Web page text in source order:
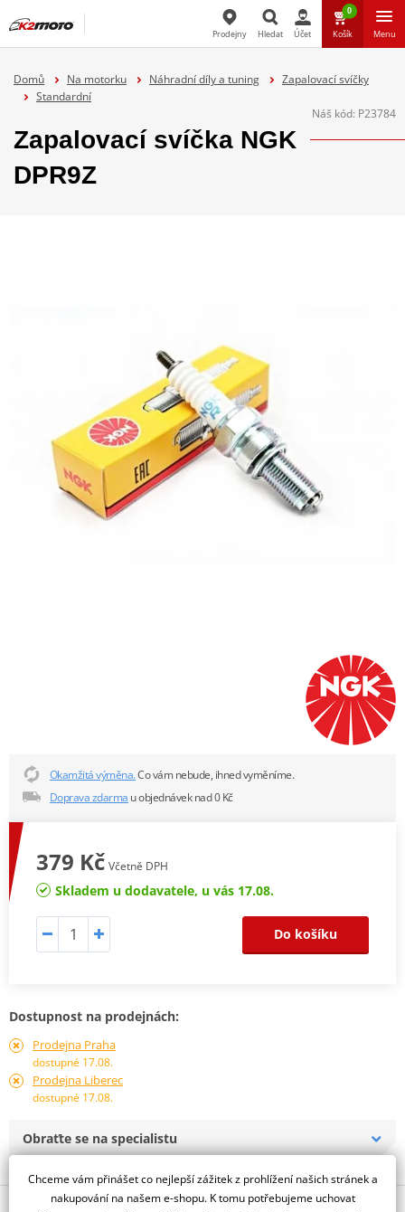
Hledat
Prodejny Hledat Účet
0
Košík Menu
Domů Na motorku Náhradní díly a tuning
Zapalovací svíčky
Standardní
Náš kód: P23784
Zapalovací svíčka NGK
DPR9Z
Okamžitá výměna.Co vám nebude, ihned vyměníme.
Doprava zdarma u objednávek nad 0 Kč
379 Kč Včetně DPH
Skladem u dodavatele, u vás 17.08.
Do košíku
Dostupnost na prodejnách:
Prodejna Praha
dostupné 17.08.
Prodejna Liberec
dostupné 17.08.
Obraťte se na specialistu
Popis a parametry
Chceme vám přinášet co nejlepší zážitek z prohlížení našich stránek a
nakupování na našem e-shopu. K tomu potřebujeme uchovat